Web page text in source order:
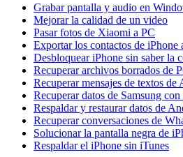
Grabar pantalla y audio en
Mejorar la calidad de un video
Pasar fotos de Xiaomi a PC
Exportar los contactos de iPhone
Desbloquear iPhone sin saber la
Recuperar archivos borrados de
Recuperar mensajes de textos de
Recuperar datos de Samsung
Respaldar y restaurar datos de
Recuperar conversaciones de
Solucionar la pantalla negra de
Respaldar el iPhone sin iTunes